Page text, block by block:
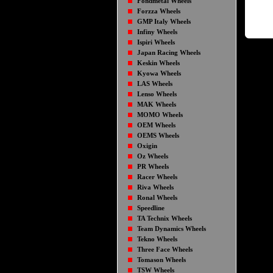
Forzza Wheels
GMP Italy Wheels
Infiny Wheels
Ispiri Wheels
Japan Racing Wheels
Keskin Wheels
Kyowa Wheels
LAS Wheels
Lenso Wheels
MAK Wheels
MOMO Wheels
OEM Wheels
OEMS Wheels
Oxigin
Oz Wheels
PR Wheels
Racer Wheels
Riva Wheels
Ronal Wheels
Speedline
TA Technix Wheels
Team Dynamics Wheels
Tekno Wheels
Three Face Wheels
Tomason Wheels
TSW Wheels